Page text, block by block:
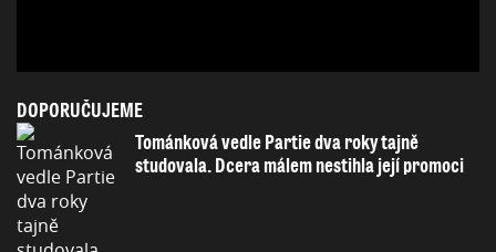
DOPORUČUJEME
Tománková vedle Partie dva roky tajně
studovala. Dcera málem nestihla její promoci